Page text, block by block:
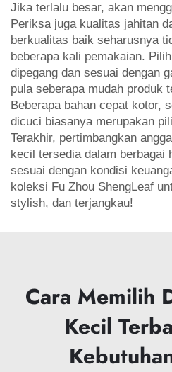
Jika terlalu besar, akan
Periksa juga kualitas jahitan
berkualitas baik seharusnya
beberapa kali pemakaian.
dipegang dan sesuai dengan
pula seberapa mudah produk
Beberapa bahan cepat kotor,
dicuci biasanya merupakan
Terakhir, pertimbangkan
kecil tersedia dalam berbagai
sesuai dengan kondisi
koleksi Fu Zhou ShengLeaf
stylish, dan terjangkau!
Cara Memilih
Kecil